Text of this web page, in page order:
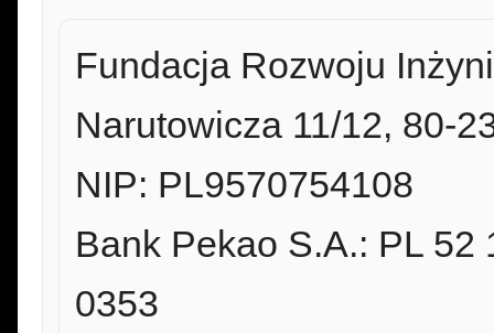
Fundacja Rozwoju
Narutowicza 11/12, 80-
NIP: PL9570754108
Bank Pekao S.A.: PL 52
0353